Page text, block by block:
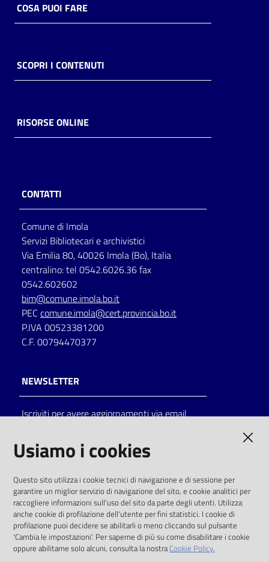
COSA PUOI FARE
SCOPRI I CONTENUTI
RISORSE ONLINE
CONTATTI
Comune di Imola
Servizi Bibliotecari e archivistici
Via Emilia 80, 40026 Imola (Bo), Italia
centralino: tel 0542.6026.36 fax
0542.602602
bim@comune.imola.bo.it
PEC comune.imola@cert.provincia.bo.it
P.IVA 00523381200
C.F. 00794470377
NEWSLETTER
Iscriviti per avere aggiornamenti via email
solo alle condizioni previste dalla direttiva
comunitaria 2003/98/CE e dal d.lgs. 36/2006
SOCIAL
Instagram
Usiamo i cookies
Questo sito utilizza i cookie tecnici di navigazione e di sessione per
garantire un miglior servizio di navigazione del sito, e cookie analitici per
raccogliere informazioni sull'uso del sito da parte degli utenti. Utilizza
anche cookie di profilazione dell'utente per fini statistici. I cookie di
profilazione puoi decidere se abilitarli o meno cliccando sul pulsante
'Cambia le impostazioni'. Per saperne di più su come disabilitare i cookie
oppure abilitarne solo alcuni, consulta la nostraCookie Policy.